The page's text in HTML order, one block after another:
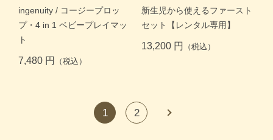
ingenuity / コージープロッ
プ・4 in 1 ベビープレイマッ
ト
7,480 円 （税込）
新生児から使えるファースト
セット【レンタル専用】
13,200 円 （税込）
1 2